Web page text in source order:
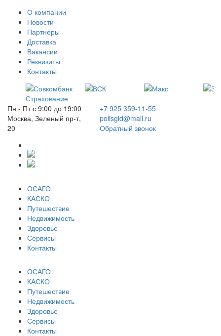
О компании
Новости
Партнеры
Доставка
Вакансии
Реквизиты
Контакты
Пн - Пт с 9:00 до 19:00
Москва, Зеленый пр-т,
20
+7 925 359-11-55
polisgid@mail.ru
Обратный звонок
ОСАГО
КАСКО
Путешествие
Недвижимость
Здоровье
Сервисы
Контакты
ОСАГО
КАСКО
Путешествие
Недвижимость
Здоровье
Сервисы
Контакты